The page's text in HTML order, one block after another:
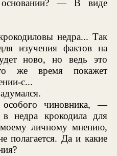
— В виде
недра... Так
изучения фактов на
ново, но ведь это
же время покажет
с...
чиновника, —
недра крокодила для
личному мнению,
Да и какие